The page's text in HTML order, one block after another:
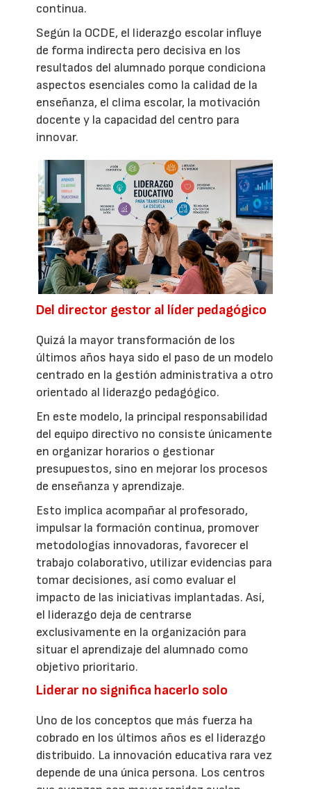
continua.
Según la OCDE, el liderazgo escolar influye
de forma indirecta pero decisiva en los
resultados del alumnado porque condiciona
aspectos esenciales como la calidad de la
enseñanza, el clima escolar, la motivación
docente y la capacidad del centro para
innovar.
Del director gestor al líder pedagógico
Quizá la mayor transformación de los
últimos años haya sido el paso de un modelo
centrado en la gestión administrativa a otro
orientado al liderazgo pedagógico.
En este modelo, la principal responsabilidad
del equipo directivo no consiste únicamente
en organizar horarios o gestionar
presupuestos, sino en mejorar los procesos
de enseñanza y aprendizaje.
Esto implica acompañar al profesorado,
impulsar la formación continua, promover
metodologías innovadoras, favorecer el
trabajo colaborativo, utilizar evidencias para
tomar decisiones, así como evaluar el
impacto de las iniciativas implantadas. Así,
el liderazgo deja de centrarse
exclusivamente en la organización para
situar el aprendizaje del alumnado como
objetivo prioritario.
Liderar no significa hacerlo solo
Uno de los conceptos que más fuerza ha
cobrado en los últimos años es el liderazgo
distribuido. La innovación educativa rara vez
depende de una única persona. Los centros